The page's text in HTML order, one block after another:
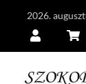
2026.